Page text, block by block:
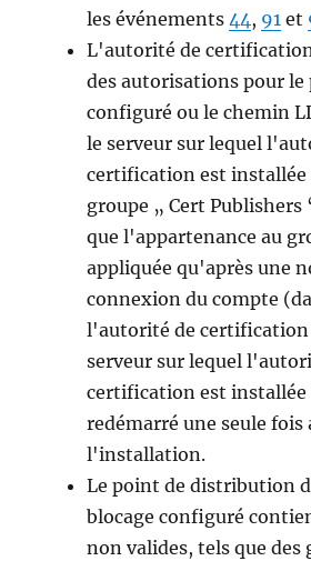
les événements 44 , 91 et
L'autorité de
des autorisations pour le
configuré ou le chemin
le serveur sur lequel
certification est installée
groupe „ Cert Publishers
que l'appartenance au
appliquée qu'après une
connexion du compte
l'autorité de certification
serveur sur lequel
certification est installée
redémarré une seule fois
l'installation.
Le point de distribution
blocage configuré
non valides, tels que